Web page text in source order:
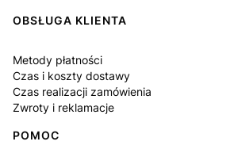
OBSŁUGA KLIENTA
Metody płatności
Czas i koszty dostawy
Czas realizacji zamówienia
Zwroty i reklamacje
POMOC